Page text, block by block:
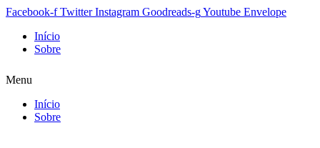
Facebook-f Twitter Instagram Goodreads-gYoutube Envelope
Início
Sobre
Menu
Início
Sobre